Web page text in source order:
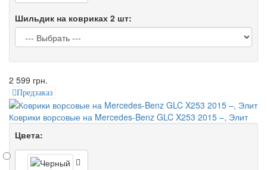
Шильдик на ковриках 2 шт:
2 599 грн.
Предзаказ
Коврики ворсовые на Mercedes-Benz GLC X253 2015 –, Элит
Цвета: